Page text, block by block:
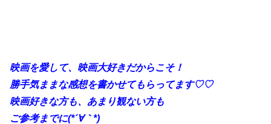
映画を愛して、映画大好きだからこそ！
勝手気ままな感想を書かせてもらってます♡♡
映画好きな方も、あまり観ない方も
ご参考までに(*´∀｀*)